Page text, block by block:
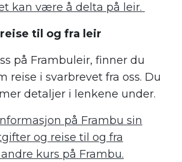
kan være å delta på leir.
til og fra leir
på Frambuleir, finner du
reise i svarbrevet fra oss. Du
detaljer i lenkene under.
på Frambu sin
og reise til og fra
kurs på Frambu.